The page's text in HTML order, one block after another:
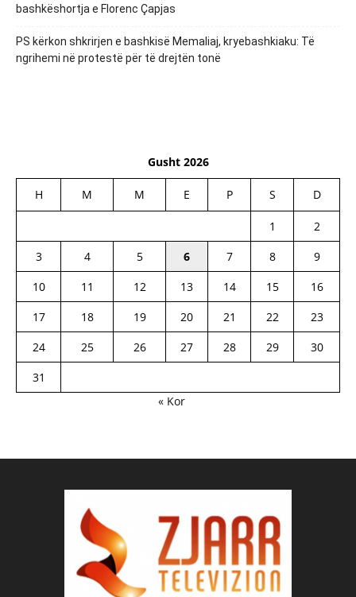
bashkëshortja e Florenc Çapjas
PS kërkon shkrirjen e bashkisë Memaliaj, kryebashkiaku: Të
ngrihemi në protestë për të drejtën tonë
Gusht 2026
H M M E P S D
1
2
3
4 5 6 7 8
9
10
11 12 13 14 15
16
17
18 19 20 21 22
23
24
25 26 27 28 29
30
31
« Kor